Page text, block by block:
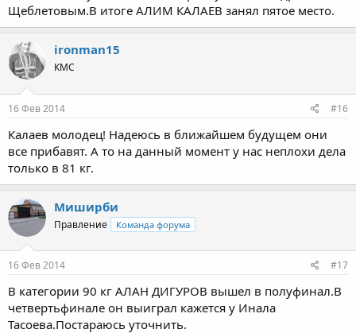
Щеблетовым.В итоге АЛИМ КАЛАЕВ занял пятое место.
ironman15
КМС
16 Фев 2014 #16
Калаев молодец! Надеюсь в ближайшем будущем они
все прибавят. А то на данный момент у нас неплохи дела
только в 81 кг.
Миширби
Правление Команда форума
16 Фев 2014 #17
В категории 90 кг АЛАН ДИГУРОВ вышел в полуфинал.В
четвертьфинале он выиграл кажется у Инала
Тасоева.Постараюсь уточнить.